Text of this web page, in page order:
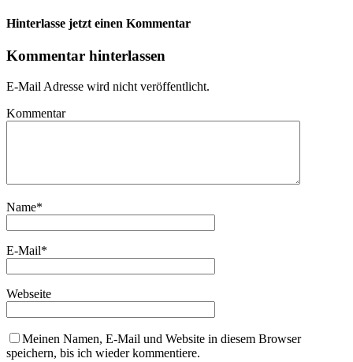
Hinterlasse jetzt einen Kommentar
Kommentar hinterlassen
E-Mail Adresse wird nicht veröffentlicht.
Kommentar
Name*
E-Mail*
Webseite
Meinen Namen, E-Mail und Website in diesem Browser
speichern, bis ich wieder kommentiere.